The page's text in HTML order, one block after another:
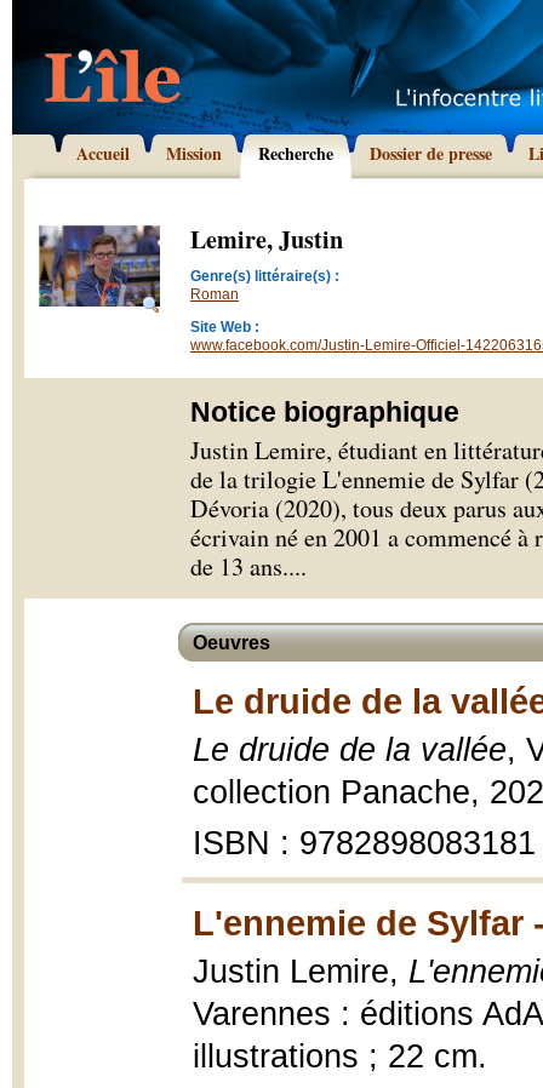
Accueil Mission Recherche Dossier de presse
Lemire, Justin
Genre(s) littéraire(s) :
Roman
Site Web :
www.facebook.com/Justin-Lemire-Officiel-
Notice biographique
Justin Lemire, étudiant en
de la trilogie L'ennemie de Sylfar
Dévoria (2020), tous deux parus
écrivain né en 2001 a commencé
de 13 ans....
Oeuvres
Le druide de la
Le druide de la vallée,
collection Panache,
ISBN : 9782898083181
L'ennemie de Sylfar
Justin Lemire,
Varennes : éditions
illustrations ; 22 cm.